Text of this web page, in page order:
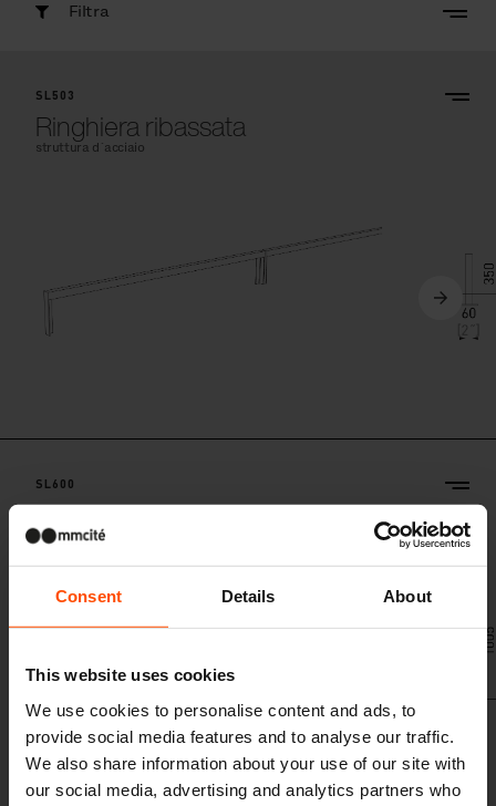
Consent Details About
This website uses cookies
We use cookies to personalise content and ads, to
provide social media features and to analyse our traffic.
We also share information about your use of our site with
our social media, advertising and analytics partners who
Filtra
SL503
Ringhiera ribassata
struttura d´acciaio
SL600
Ringhiera
struttura d´acciaio